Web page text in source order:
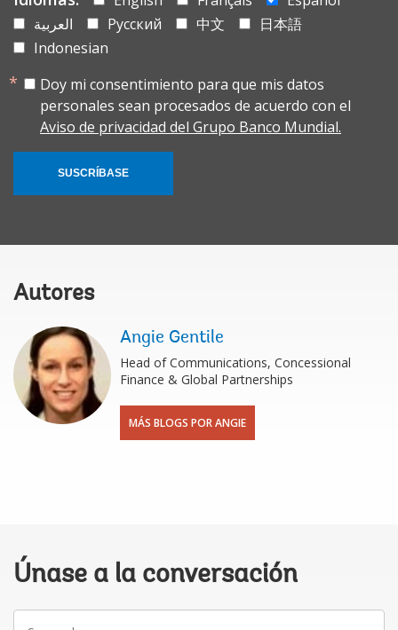
العربية
Русский 中文
日本語
Indonesian
Doy mi consentimiento para que mis datos
personales sean procesados de acuerdo con el
Aviso de privacidad del Grupo Banco Mundial.
SUSCRÍBASE
Autores
Angie Gentile
Head of Communications, Concessional
Finance & Global Partnerships
MÁS BLOGS POR ANGIE
Únase a la conversación
Su